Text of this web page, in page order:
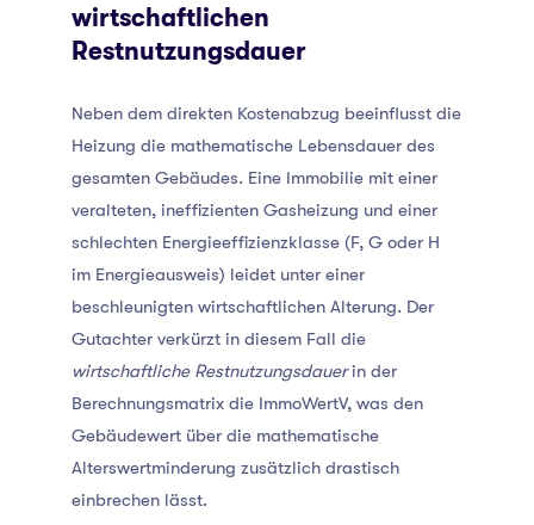
wirtschaftlichen
Restnutzungsdauer
Neben dem direkten Kostenabzug beeinflusst die
Heizung die mathematische Lebensdauer des
gesamten Gebäudes. Eine Immobilie mit einer
veralteten, ineffizienten Gasheizung und einer
schlechten Energieeffizienzklasse (F, G oder H
im Energieausweis) leidet unter einer
beschleunigten wirtschaftlichen Alterung. Der
Gutachter verkürzt in diesem Fall die
wirtschaftliche Restnutzungsdauerin der
Berechnungsmatrix die ImmoWertV, was den
Gebäudewert über die mathematische
Alterswertminderung zusätzlich drastisch
einbrechen lässt.